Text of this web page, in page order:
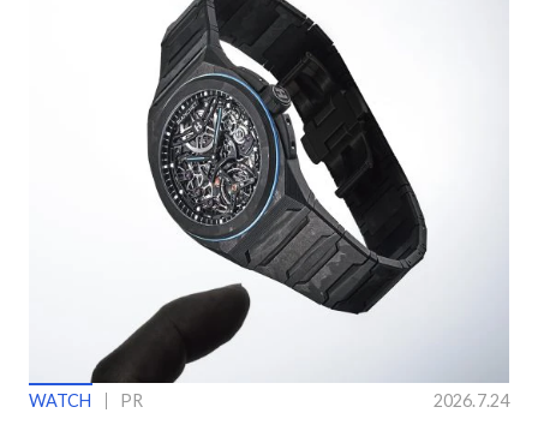
WATCH PR 2026.7.24